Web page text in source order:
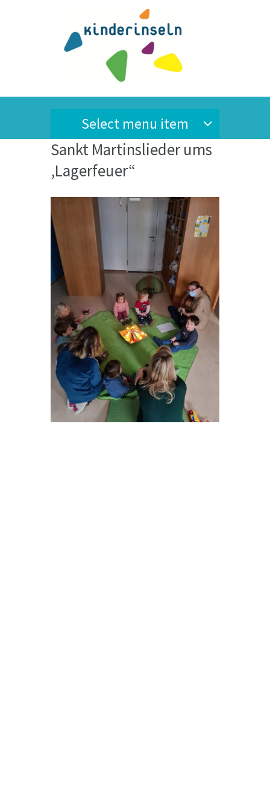
Select menu item
Sankt Martinslieder ums
‚Lagerfeuer“